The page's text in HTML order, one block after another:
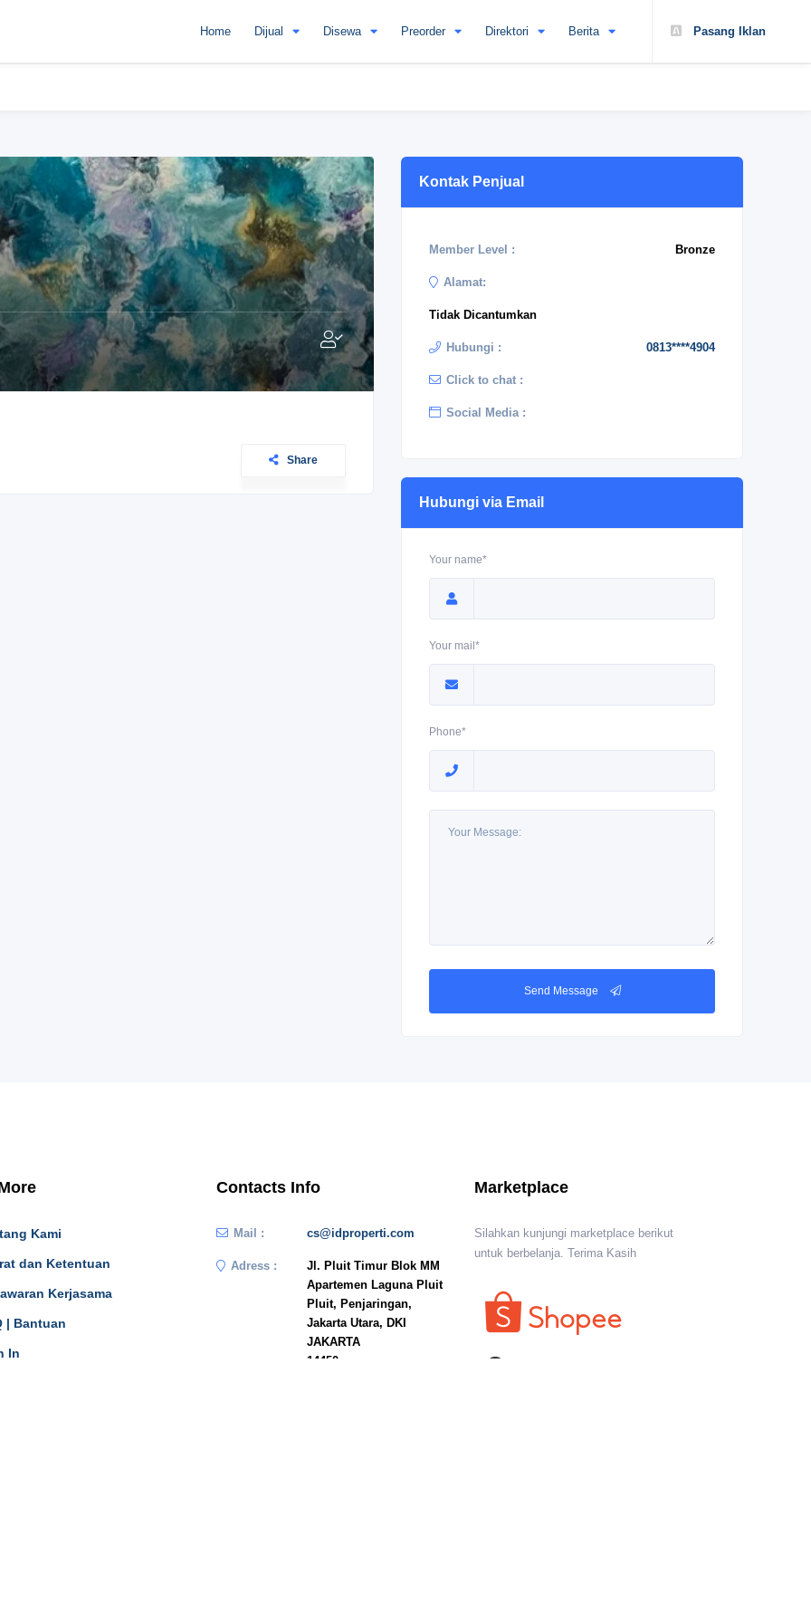
Pasang Iklan
Home Dijual Disewa Preorder Direktori Berita
Share
Kontak Penjual
Member Level : Bronze
Alamat:
Tidak Dicantumkan
Hubungi : 0813****4904
Click to chat :
Social Media :
Hubungi via Email
Your name*
Your mail*
Phone*
Send Message
Kami
dan Ketentuan
Kerjasama
| Bantuan
In
Contacts Info
Mail : cs@idproperti.com
Adress :
Jl. Pluit Timur Blok MM
Apartemen Laguna Pluit
Pluit, Penjaringan,
Jakarta Utara, DKI
JAKARTA
14450
Marketplace
Silahkan kunjungi marketplace berikut
untuk berbelanja. Terima Kasih